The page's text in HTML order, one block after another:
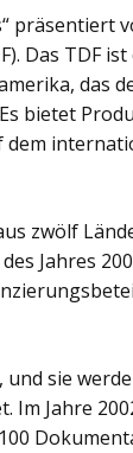
Das TDF
das
bietet
dem
zwölf
Jahres
sie
Jahre